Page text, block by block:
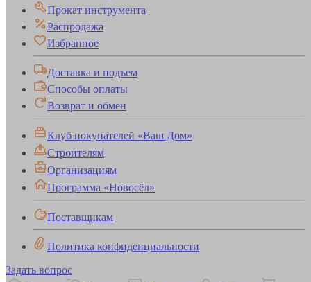
Прокат инструмента
Распродажа
Избранное
Доставка и подъем
Способы оплаты
Возврат и обмен
Клуб покупателей «Ваш Дом»
Строителям
Организациям
Программа «Новосёл»
Поставщикам
Политика конфиденциальности
Задать вопрос